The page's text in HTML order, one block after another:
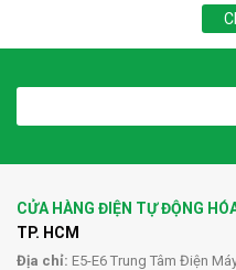
CỬA HÀNG ĐIỆN TỰ ĐỘNG
TP. HCM
Địa chỉ: E5-E6 Trung Tâm Điện